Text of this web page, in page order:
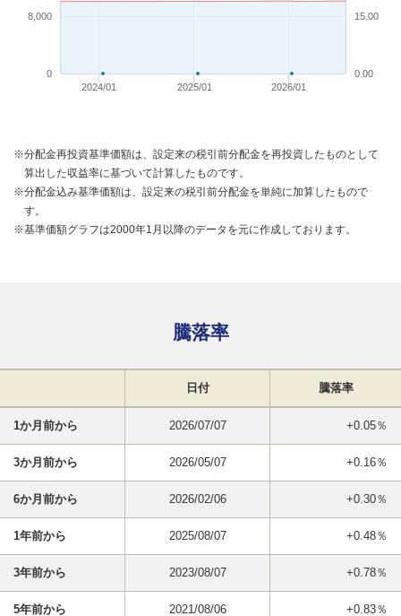
2024/01 2025/01 2026/01
0
8,000
0.00
15.00
※分配金再投資基準価額は、設定来の税引前分配金を再投資したものとして
算出した収益率に基づいて計算したものです。
※分配金込み基準価額は、設定来の税引前分配金を単純に加算したもので
す。
※基準価額グラフは2000年1月以降のデータを元に作成しております。
騰落率
日付 騰落率
1か月前から 2026/07/07 +0.05％
3か月前から 2026/05/07 +0.16％
6か月前から 2026/02/06 +0.30％
1年前から 2025/08/07 +0.48％
3年前から 2023/08/07 +0.78％
5年前から 2021/08/06 +0.83％